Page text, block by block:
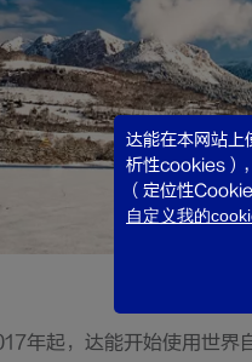
年起，达能开始使用世
达能在本网站
析性cookies）
（定位性
自定义我的